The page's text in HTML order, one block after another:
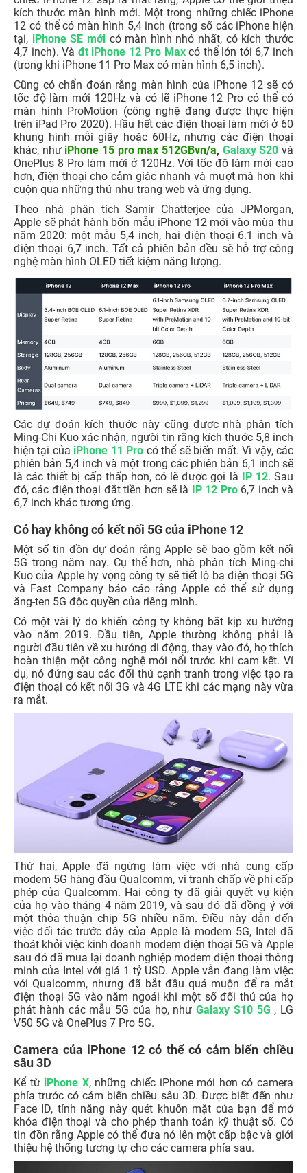
kích thước màn hình mới. Một trong những chiếc iPhone
12 có thể có màn hình 5,4 inch (trong số các iPhone hiện
tại, iPhone SE mớicó màn hình nhỏ nhất, có kích thước
4,7 inch). Và đt iPhone 12 Pro Maxcó thể lớn tới 6,7 inch
(trong khi iPhone 11 Pro Max có màn hình 6,5 inch).
Cũng có chẩn đoán rằng màn hình của iPhone 12 sẽ có
tốc độ làm mới 120Hz và có lẽ iPhone 12 Pro có thể có
màn hình ProMotion (công nghệ đang được thực hiện
trên iPad Pro 2020). Hầu hết các điện thoại làm mới ở 60
khung hình mỗi giây hoặc 60Hz, nhưng các điện thoại
khác, như iPhone 15 pro max 512GBvn/a, Galaxy S20 và
OnePlus 8 Pro làm mới ở 120Hz. Với tốc độ làm mới cao
hơn, điện thoại cho cảm giác nhanh và mượt mà hơn khi
cuộn qua những thứ như trang web và ứng dụng.
Theo nhà phân tích Samir Chatterjee của JPMorgan,
Apple sẽ phát hành bốn mẫu iPhone 12 mới vào mùa thu
năm 2020: một mẫu 5,4 inch, hai điện thoại 6.1 inch và
điện thoại 6,7 inch. Tất cả phiên bản đều sẽ hỗ trợ công
nghệ màn hình OLED tiết kiệm năng lượng.
Các dự đoán kích thước này cũng được nhà phân tích
Ming-Chi Kuo xác nhận, người tin rằng kích thước 5,8 inch
hiện tại của iPhone 11 Pro có thể sẽ biến mất. Vì vậy, các
phiên bản 5,4 inch và một trong các phiên bản 6,1 inch sẽ
là các thiết bị cấp thấp hơn, có lẽ được gọi là IP 12. Sau
đó, các điện thoại đắt tiền hơn sẽ là IP 12 Pro6,7 inch và
6,7 inch khác tương ứng.
Có hay không có kết nối 5G của iPhone 12
Một số tin đồn dự đoán rằng Apple sẽ bao gồm kết nối
5G trong năm nay. Cụ thể hơn, nhà phân tích Ming-chi
Kuo của Apple hy vọng công ty sẽ tiết lộ ba điện thoại 5G
và Fast Company báo cáo rằng Apple có thể sử dụng
ăng-ten 5G độc quyền của riêng mình.
Có một vài lý do khiến công ty không bắt kịp xu hướng
vào năm 2019. Đầu tiên, Apple thường không phải là
người đầu tiên về xu hướng di động, thay vào đó, họ thích
hoàn thiện một công nghệ mới nổi trước khi cam kết. Ví
dụ, nó đứng sau các đối thủ cạnh tranh trong việc tạo ra
điện thoại có kết nối 3G và 4G LTE khi các mạng này vừa
ra mắt.
Thứ hai, Apple đã ngừng làm việc với nhà cung cấp
modem 5G hàng đầu Qualcomm, vì tranh chấp về phí cấp
phép của Qualcomm. Hai công ty đã giải quyết vụ kiện
của họ vào tháng 4 năm 2019, và sau đó đã đồng ý với
một thỏa thuận chip 5G nhiều năm. Điều này dẫn đến
việc đối tác trước đây của Apple là modem 5G, Intel đã
thoát khỏi việc kinh doanh modem điện thoại 5G và Apple
sau đó đã mua lại doanh nghiệp modem điện thoại thông
minh của Intel với giá 1 tỷ USD. Apple vẫn đang làm việc
với Qualcomm, nhưng đã bắt đầu quá muộn để ra mắt
điện thoại 5G vào năm ngoái khi một số đối thủ của họ
phát hành các mẫu 5G của họ, như Galaxy S10 5G , LG
V50 5G và OnePlus 7 Pro 5G.
Camera của iPhone 12 có thể có cảm biến chiều
sâu 3D
Kể từ iPhone X, những chiếc iPhone mới hơn có camera
phía trước có cảm biến chiều sâu 3D. Được biết đến như
Face ID, tính năng này quét khuôn mặt của bạn để mở
khóa điện thoại và cho phép thanh toán kỹ thuật số. Có
tin đồn rằng Apple có thể đưa nó lên một cấp bậc và giới
thiệu hệ thống tương tự cho các camera phía sau.